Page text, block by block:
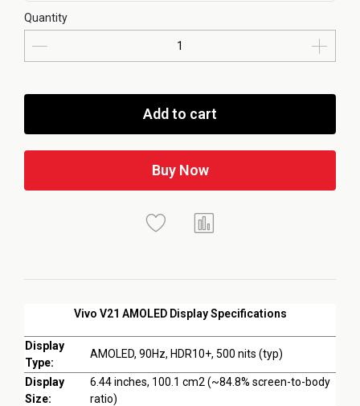
Vivo V21 AMOLED Display Specifications
Display
Type:
AMOLED, 90Hz, HDR10+, 500 nits (typ)
Display
Size:
6.44 inches, 100.1 cm2 (~84.8% screen-to-body
ratio)
Quantity
Add to cart
Buy Now